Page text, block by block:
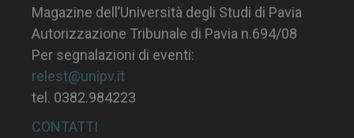
Magazine dell’Università degli Studi di Pavia
Autorizzazione Tribunale di Pavia n.694/08
Per segnalazioni di eventi:
relest@unipv.it
tel. 0382.984223
CONTATTI